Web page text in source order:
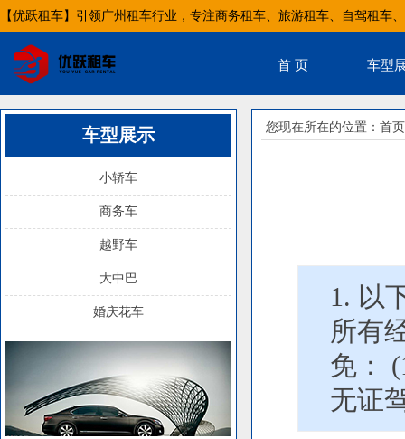
【优跃租车】引领广州租车行业，专注商务租车、旅游租车、自驾租车
首 页 车型
车型展示
小轿车
商务车
越野车
大中巴
婚庆花车
您现在所在的位置： 首页
1. 以
所有
免：
无证